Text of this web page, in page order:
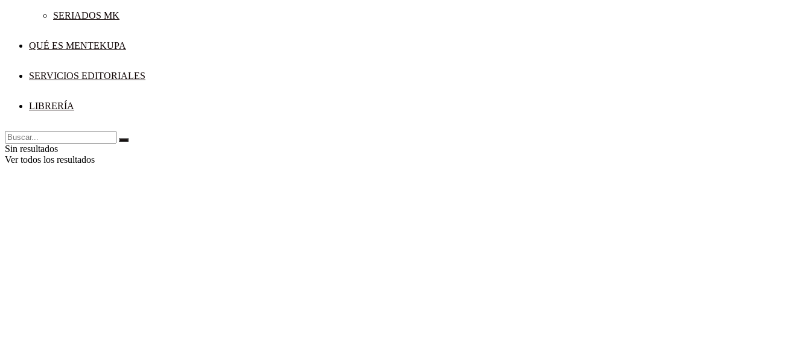
SERIADOS MK
QUÉ ES MENTEKUPA
SERVICIOS EDITORIALES
LIBRERÍA
Sin resultados
Ver todos los resultados